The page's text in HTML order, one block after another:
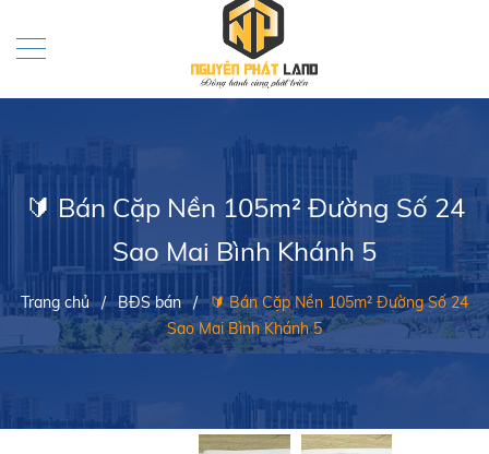
🔰 Bán Cặp Nền 105m² Đường Số 24
Sao Mai Bình Khánh 5
Trang chủ / BĐS bán / 🔰 Bán Cặp Nền 105m² Đường Số 24
Sao Mai Bình Khánh 5